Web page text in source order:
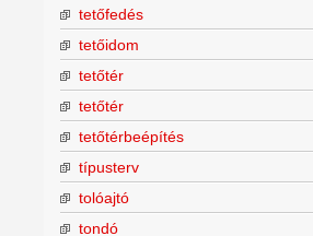
tetőfedés
tetőidom
tetőtér
tetőtér
tetőtérbeépítés
típusterv
tolóajtó
tondó